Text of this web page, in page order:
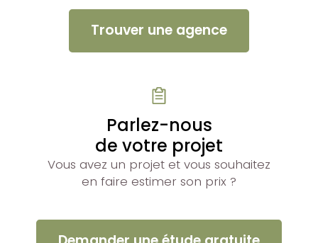
Trouver une agence
Parlez-nous
de votre projet
Vous avez un projet et vous souhaitez
en faire estimer son prix ?